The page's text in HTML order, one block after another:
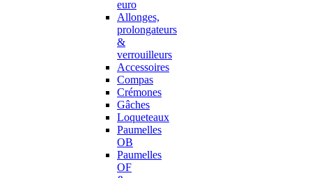
euro
Allonges,
prolongateurs
&
verrouilleurs
Accessoires
Compas
Crémones
Gâches
Loqueteaux
Paumelles
OB
Paumelles
OF